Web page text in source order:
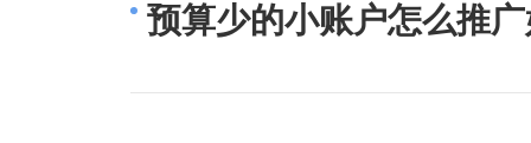
预算少的小账户怎么推